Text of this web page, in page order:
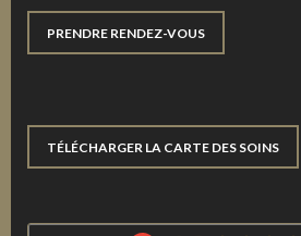
PRENDRE RENDEZ-VOUS
TÉLÉCHARGER LA CARTE DES SOINS